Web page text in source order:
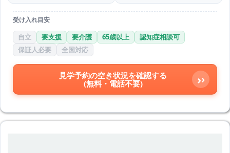
受け入れ目安
自立 要支援 要介護 65歳以上
認知症相談可
保証人必要
全国対応
見学予約の空き状況を確認する
(無料・電話不要)
›